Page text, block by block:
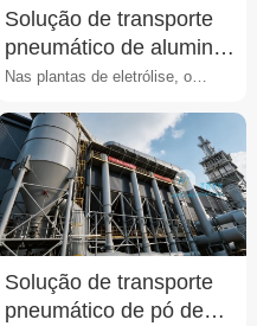
Solução de transporte
pneumático de alumina
para eletrólise
Nas plantas de eletrólise, o
problemas comuns: en···
Solução de transporte
pneumático de pó de